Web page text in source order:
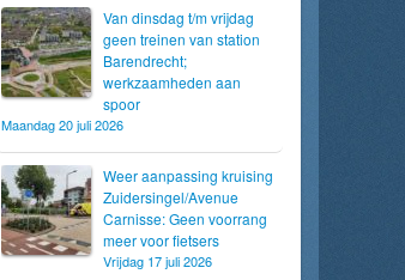
Van dinsdag t/m vrijdag
geen treinen van station
Barendrecht;
werkzaamheden aan
spoor
Maandag 20 juli 2026
Weer aanpassing kruising
Zuidersingel/Avenue
Carnisse: Geen voorrang
meer voor fietsers
Vrijdag 17 juli 2026